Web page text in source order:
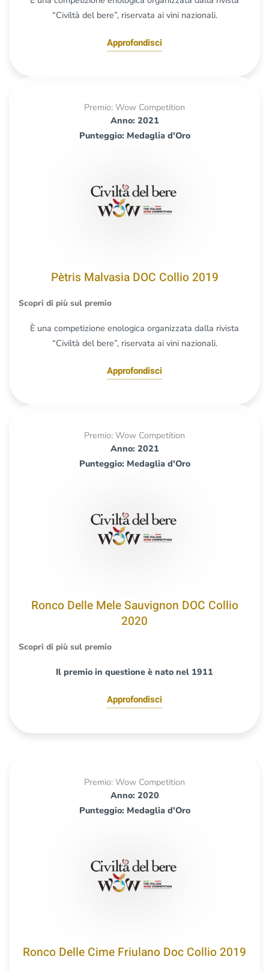
“Civiltà del bere”, riservata ai vini nazionali.
Approfondisci
Premio: Wow Competition
Anno: 2021
Punteggio: Medaglia d'Oro
Pètris Malvasia DOC Collio 2019
Scopri di più sul premio
È una competizione enologica organizzata dalla rivista
“Civiltà del bere”, riservata ai vini nazionali.
Approfondisci
Premio: Wow Competition
Anno: 2021
Punteggio: Medaglia d'Oro
Ronco Delle Mele Sauvignon DOC Collio
2020
Scopri di più sul premio
Il premio in questione è nato nel 1911
Approfondisci
Premio: Wow Competition
Anno: 2020
Punteggio: Medaglia d'Oro
Ronco Delle Cime Friulano Doc Collio 2019